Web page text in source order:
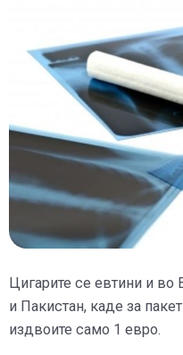
Цигарите се евтини и во
и Пакистан, каде за
издвоите само 1 евро.